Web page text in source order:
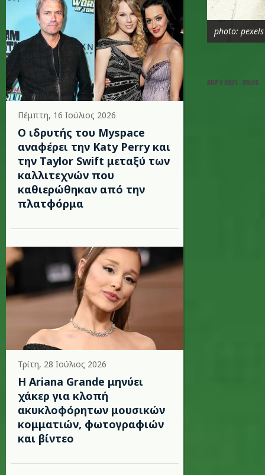
Πέμπτη, 16 Ιούλιος 2026
Ο ιδρυτής του Myspace
αναφέρει την Katy Perry και
την Taylor Swift μεταξύ των
καλλιτεχνών που
καθιερώθηκαν από την
πλατφόρμα
Τρίτη, 28 Ιούλιος 2026
Η Ariana Grande μηνύει
χάκερ για κλοπή
ακυκλοφόρητων μουσικών
κομματιών, φωτογραφιών
και βίντεο
photo: pexels
ΑΠΡ 2 2021 - 09:28